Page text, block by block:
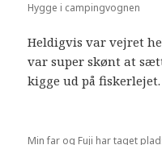
Hygge i campingvognen
Heldigvis var vejret
var super skønt at
kigge ud på
Min far og Fuji har taget